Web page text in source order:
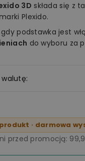
3D składa się z
Plexido.
podstawka jest
do wyboru za
· darmowa
przed promocją: